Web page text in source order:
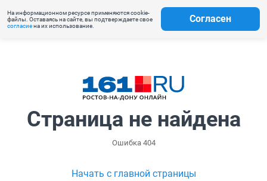
На информационном ресурсе применяются cookie-
файлы. Оставаясь на сайте, вы подтверждаете свое
согласиена их использование.
Согласен
Страница не найдена
Ошибка 404
Начать с главной страницы